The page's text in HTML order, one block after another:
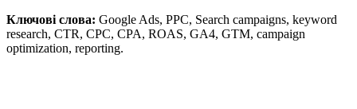
Ключові слова: Google Ads, PPC, Search campaigns, keyword
research, CTR, CPC, CPA, ROAS, GA4, GTM, campaign
optimization, reporting.